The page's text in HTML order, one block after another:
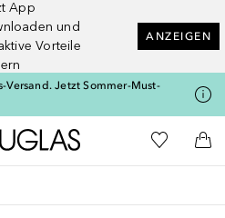
App
und
Vorteile
ANZEIGEN
Versand. Jetzt Sommer-Must-
Zur Douglas Startseite
Zu Meiner